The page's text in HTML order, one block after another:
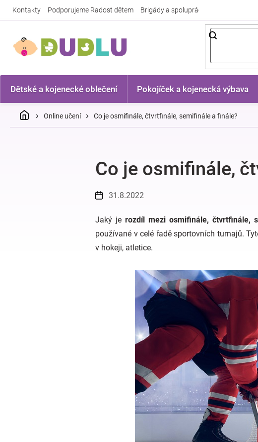
Kontakty Podporujeme Radost dětem Brigády a spolupráce
Dětské a kojenecké oblečení Pokojíček a kojenecká výbava
DomůOnline učení Co je osmifinále, čtvrtfinále, semifinále a finále?
Co je osmifinále,
31.8.2022
Jaký je rozdíl mezi osmifinále, čtvrtfinále,
používané v celé řadě sportovních turnajů.
v hokeji, atletice.